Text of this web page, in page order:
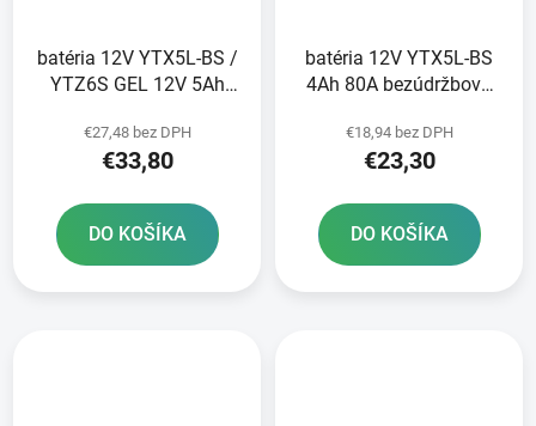
batéria 12V YTX5L-BS /
YTZ6S GEL 12V 5Ah
technológia 113x70x105
FULBAT aktivovaná vo
€27,48 bez DPH
€33,80
DO KOŠÍKA
batéria 12V YTX5L-BS
4Ah 80A bezúdržbová
FULBAT vrátane balenia
elektrolytu
€18,94 bez DPH
€23,30
DO KOŠÍKA